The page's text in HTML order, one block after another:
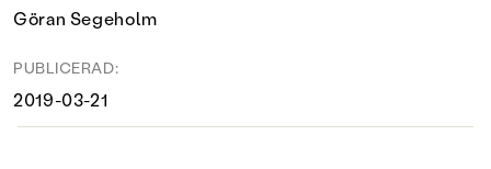
Göran Segeholm
PUBLICERAD:
2019-03-21